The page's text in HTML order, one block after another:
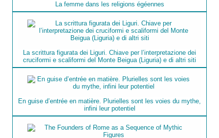
La femme dans les religions égéennes
La scrittura figurata dei Liguri. Chiave per l’interpretazione dei
cruciformi e scaliformi del Monte Beigua (Liguria) e di altri siti
En guise d’entrée en matière. Plurielles sont les voies du mythe,
infini leur potentiel